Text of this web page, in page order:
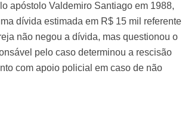
apóstolo Valdemiro Santiago em 1988,
dívida estimada em R$ 15 mil referente
não negou a dívida, mas questionou o
pelo caso determinou a rescisão
com apoio policial em caso de não